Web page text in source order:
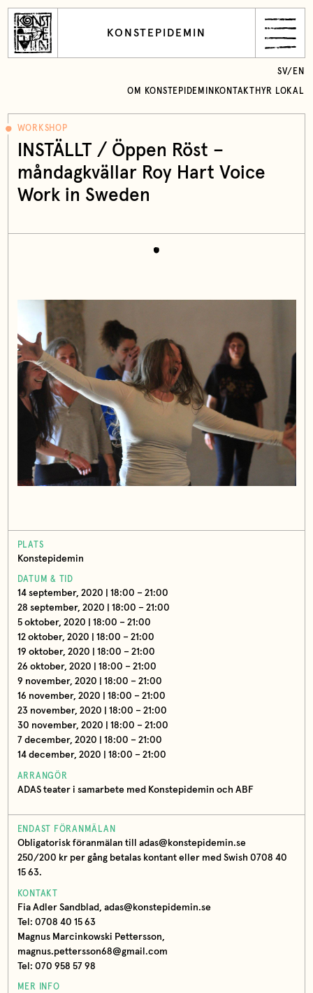
KONSTEPIDEMIN
OM KONSTEPIDEMIN KONTAKT HYR LOKAL
SV/ EN
WORKSHOP
INSTÄLLT / Öppen Röst –
måndagkvällar Roy Hart Voice
Work in Sweden
PLATS
Konstepidemin
DATUM & TID
14 september, 2020 | 18:00 – 21:00
28 september, 2020 | 18:00 – 21:00
5 oktober, 2020 | 18:00 – 21:00
12 oktober, 2020 | 18:00 – 21:00
19 oktober, 2020 | 18:00 – 21:00
26 oktober, 2020 | 18:00 – 21:00
9 november, 2020 | 18:00 – 21:00
16 november, 2020 | 18:00 – 21:00
23 november, 2020 | 18:00 – 21:00
30 november, 2020 | 18:00 – 21:00
7 december, 2020 | 18:00 – 21:00
14 december, 2020 | 18:00 – 21:00
ARRANGÖR
ADAS teater i samarbete med Konstepidemin och ABF
ENDAST FÖRANMÄLAN
Obligatorisk föranmälan till adas@konstepidemin.se
250/200 kr per gång betalas kontant eller med Swish 0708 40
15 63.
KONTAKT
Fia Adler Sandblad, adas@konstepidemin.se
Tel: 0708 40 15 63
Magnus Marcinkowski Pettersson,
magnus.pettersson68@gmail.com
Tel: 070 958 57 98
MER INFO